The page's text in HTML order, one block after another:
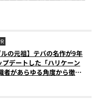
ルの元祖】テバの名作が9年
デートした「ハリケーン
者があらゆる角度から徹底